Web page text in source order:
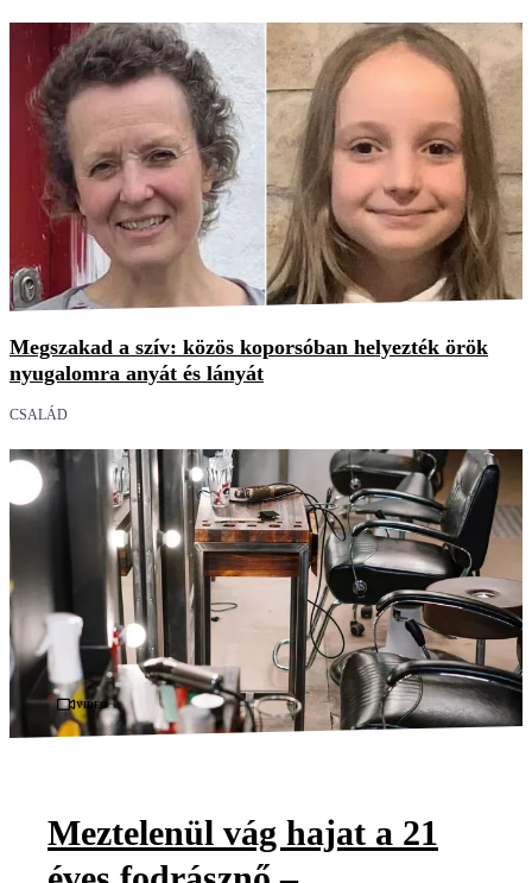
Megszakad a szív: közös koporsóban helyezték örök
nyugalomra anyát és lányát
CSALÁD
Videó
Meztelenül vág hajat a 21